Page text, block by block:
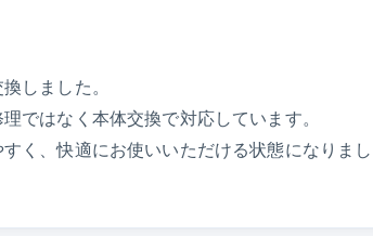
しました。
ではなく本体交換で対応しています。
く、快適にお使いいただける状態になりまし